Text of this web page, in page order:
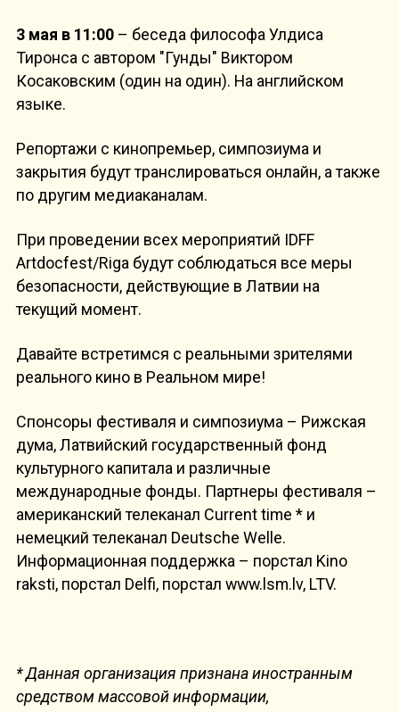
3 мая в 11:00 – беседа философа Улдиса
Тиронса с автором "Гунды" Виктором
Косаковским (один на один). На английском
языке.
Репортажи с кинопремьер, симпозиума и
закрытия будут транслироваться онлайн, а также
по другим медиаканалам.
При проведении всех мероприятий IDFF
Artdocfest/Riga будут соблюдаться все меры
безопасности, действующие в Латвии на
текущий момент.
Давайте встретимся с реальными зрителями
реального кино в Реальном мире!
Спонсоры фестиваля и симпозиума – Рижская
дума, Латвийский государственный фонд
культурного капитала и различные
международные фонды. Партнеры фестиваля –
американский телеканал Current time * и
немецкий телеканал Deutsche Welle.
Информационная поддержка – порстал Kino
raksti, порстал Delfi, порстал www.lsm.lv, LTV.
* Данная организация признана иностранным
средством массовой информации,